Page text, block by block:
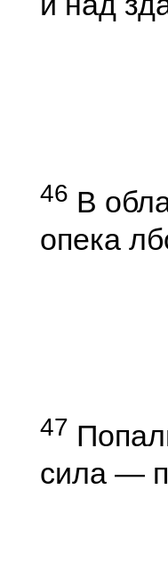
46 В
опека
47
сила —